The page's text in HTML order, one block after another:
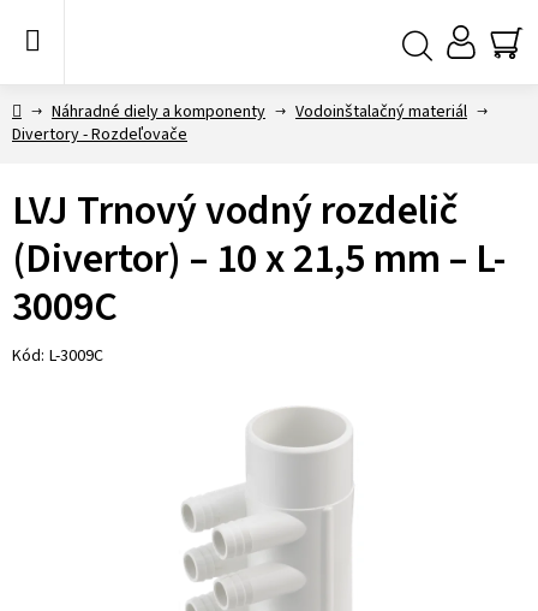
DomovNáhradné diely a komponenty
Vodoinštalačný materiál
Divertory - Rozdeľovače
LVJ Trnový vodný rozdelič
(Divertor) – 10 x 21,5 mm – L-
3009C
Kód: L-3009C